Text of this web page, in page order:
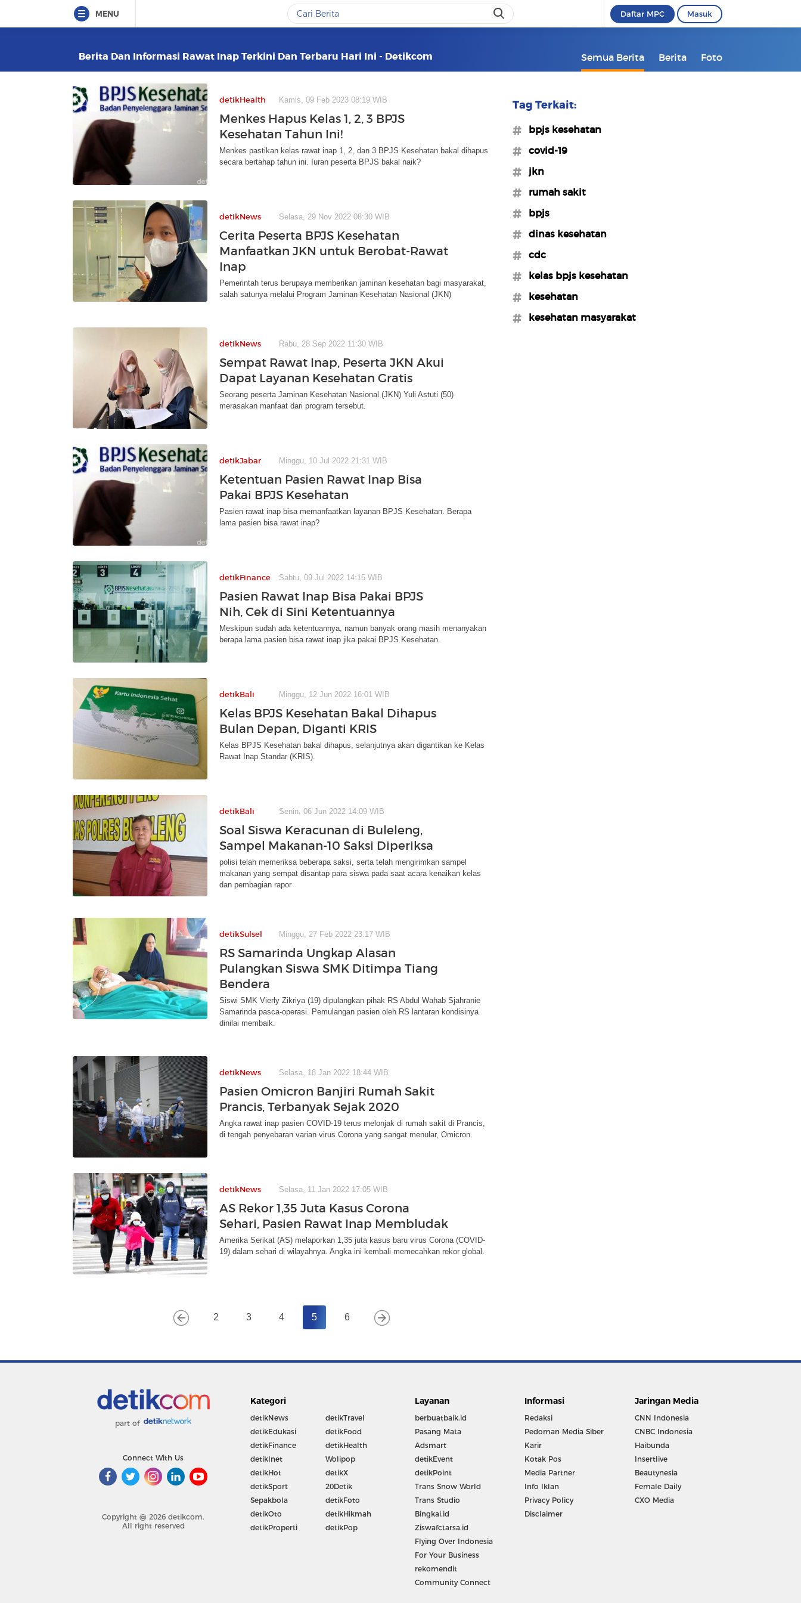
MENU Daftar MPC Masuk
Berita Dan Informasi Rawat Inap Terkini Dan Terbaru Hari Ini - Detikcom Semua Berita Berita Foto
detikHealth Kamis, 09 Feb 2023 08:19 WIB
Menkes Hapus Kelas 1, 2, 3 BPJS
Kesehatan Tahun Ini!
Menkes pastikan kelas rawat inap 1, 2, dan 3 BPJS Kesehatan bakal dihapus
secara bertahap tahun ini. Iuran peserta BPJS bakal naik?
detikNews Selasa, 29 Nov 2022 08:30 WIB
Cerita Peserta BPJS Kesehatan
Manfaatkan JKN untuk Berobat-Rawat
Inap
Pemerintah terus berupaya memberikan jaminan kesehatan bagi masyarakat,
salah satunya melalui Program Jaminan Kesehatan Nasional (JKN)
detikNews Rabu, 28 Sep 2022 11:30 WIB
Sempat Rawat Inap, Peserta JKN Akui
Dapat Layanan Kesehatan Gratis
Seorang peserta Jaminan Kesehatan Nasional (JKN) Yuli Astuti (50)
merasakan manfaat dari program tersebut.
detikJabar Minggu, 10 Jul 2022 21:31 WIB
Ketentuan Pasien Rawat Inap Bisa
Pakai BPJS Kesehatan
Pasien rawat inap bisa memanfaatkan layanan BPJS Kesehatan. Berapa
lama pasien bisa rawat inap?
detikFinance Sabtu, 09 Jul 2022 14:15 WIB
Pasien Rawat Inap Bisa Pakai BPJS
Nih, Cek di Sini Ketentuannya
Meskipun sudah ada ketentuannya, namun banyak orang masih menanyakan
berapa lama pasien bisa rawat inap jika pakai BPJS Kesehatan.
detikBali Minggu, 12 Jun 2022 16:01 WIB
Kelas BPJS Kesehatan Bakal Dihapus
Bulan Depan, Diganti KRIS
Kelas BPJS Kesehatan bakal dihapus, selanjutnya akan digantikan ke Kelas
Rawat Inap Standar (KRIS).
detikBali Senin, 06 Jun 2022 14:09 WIB
Soal Siswa Keracunan di Buleleng,
Sampel Makanan-10 Saksi Diperiksa
polisi telah memeriksa beberapa saksi, serta telah mengirimkan sampel
makanan yang sempat disantap para siswa pada saat acara kenaikan kelas
dan pembagian rapor
detikSulsel Minggu, 27 Feb 2022 23:17 WIB
RS Samarinda Ungkap Alasan
Pulangkan Siswa SMK Ditimpa Tiang
Bendera
Siswi SMK Vierly Zikriya (19) dipulangkan pihak RS Abdul Wahab Sjahranie
Samarinda pasca-operasi. Pemulangan pasien oleh RS lantaran kondisinya
dinilai membaik.
detikNews Selasa, 18 Jan 2022 18:44 WIB
Pasien Omicron Banjiri Rumah Sakit
Prancis, Terbanyak Sejak 2020
Angka rawat inap pasien COVID-19 terus melonjak di rumah sakit di Prancis,
di tengah penyebaran varian virus Corona yang sangat menular, Omicron.
detikNews Selasa, 11 Jan 2022 17:05 WIB
AS Rekor 1,35 Juta Kasus Corona
Sehari, Pasien Rawat Inap Membludak
Amerika Serikat (AS) melaporkan 1,35 juta kasus baru virus Corona (COVID-
19) dalam sehari di wilayahnya. Angka ini kembali memecahkan rekor global.
2 3 4 5 6
Tag Terkait:
#bpjs kesehatan
#covid-19
#jkn
#rumah sakit
#bpjs
#dinas kesehatan
#cdc
#kelas bpjs kesehatan
#kesehatan
#kesehatan masyarakat
part of
Connect With Us
Copyright @ 2026 detikcom.
All right reserved
Kategori
detikNews
detikEdukasi
detikFinance
detikInet
detikHot
detikSport
Sepakbola
detikOto
detikProperti
detikTravel
detikFood
detikHealth
Wolipop
detikX
20Detik
detikFoto
detikHikmah
detikPop
Layanan
berbuatbaik.id
Pasang Mata
Adsmart
detikEvent
detikPoint
Trans Snow World
Trans Studio
Bingkai.id
Ziswafctarsa.id
Flying Over Indonesia
For Your Business
rekomendit
Community Connect
Informasi
Redaksi
Pedoman Media Siber
Karir
Kotak Pos
Media Partner
Info Iklan
Privacy Policy
Disclaimer
Jaringan Media
CNN Indonesia
CNBC Indonesia
Haibunda
Insertlive
Beautynesia
Female Daily
CXO Media